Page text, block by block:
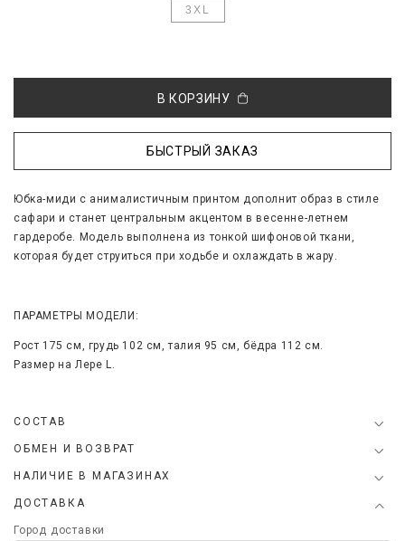
3XL
В КОРЗИНУ
БЫСТРЫЙ ЗАКАЗ
Юбка-миди с анималистичным принтом дополнит образ в стиле
сафари и станет центральным акцентом в весенне-летнем
гардеробе. Модель выполнена из тонкой шифоновой ткани,
которая будет струиться при ходьбе и охлаждать в жару.
ПАРАМЕТРЫ МОДЕЛИ:
Рост 175 см, грудь 102 см, талия 95 см, бёдра 112 см.
Размер на Лере L.
СОСТАВ
ОБМЕН И ВОЗВРАТ
НАЛИЧИЕ В МАГАЗИНАХ
ДОСТАВКА
Город доставки